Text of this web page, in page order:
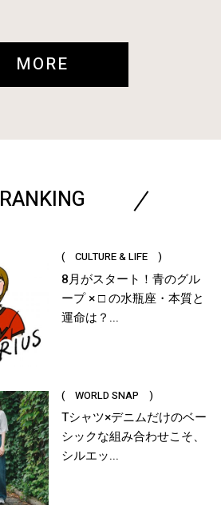
MORE
RANKING
( CULTURE & LIFE )
8月がスタート！青のグル
ープ × □ の水瓶座・本質と
運命は？...
( WORLD SNAP )
Tシャツ×デニムだけのベー
シックな組み合わせこそ、
シルエッ...